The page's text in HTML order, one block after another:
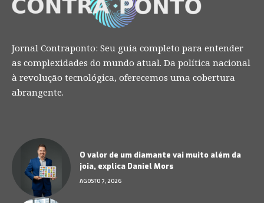
Jornal Contraponto: Seu guia completo para entender
as complexidades do mundo atual. Da política nacional
à revolução tecnológica, oferecemos uma cobertura
abrangente.
O valor de um diamante vai muito além da
joia, explica Daniel Mors
AGOSTO 7, 2026